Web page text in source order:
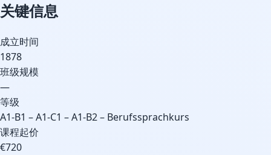
关键信息
成立时间
1878
班级规模
—
等级
A1-B1 – A1-C1 – A1-B2 – Berufssprachkurs
课程起价
€720